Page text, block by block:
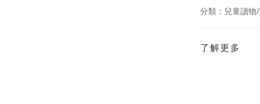
分類： 兒童讀物
了解更多